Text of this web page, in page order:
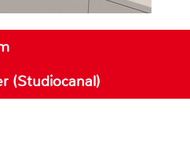
(Studiocanal)